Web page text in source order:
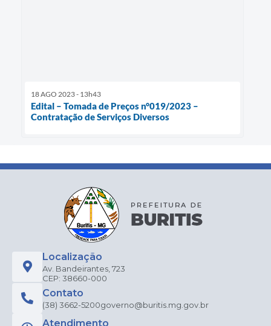
18 AGO 2023 - 13h43
Edital – Tomada de Preços n°019/2023 –
Contratação de Serviços Diversos
Localização
Av. Bandeirantes, 723
CEP: 38660-000
Contato
(38) 3662-5200governo@buritis.mg.gov.br
Atendimento